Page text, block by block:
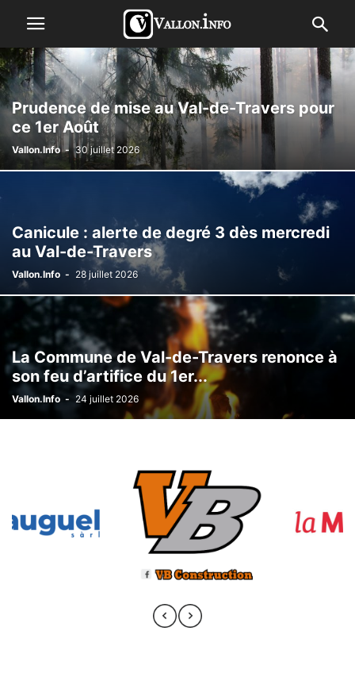
Prudence de mise au Val-de-Travers pour
ce 1er Août
Vallon.Info - 30 juillet 2026
Canicule : alerte de degré 3 dès mercredi
au Val-de-Travers
Vallon.Info - 28 juillet 2026
La Commune de Val-de-Travers renonce à
son feu d’artifice du 1er...
Vallon.Info - 24 juillet 2026